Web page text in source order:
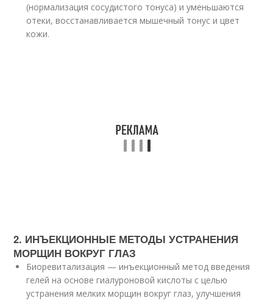
(нормализация сосудистого тонуса) и уменьшаются
отеки, восстанавливается мышечный тонус и цвет
кожи.
2. ИНЪЕКЦИОННЫЕ МЕТОДЫ УСТРАНЕНИЯ
МОРЩИН ВОКРУГ ГЛАЗ
Биоревитализация — инъекционный метод введения
гелей на основе гиалуроновой кислоты с целью
устранения мелких морщин вокруг глаз, улучшения